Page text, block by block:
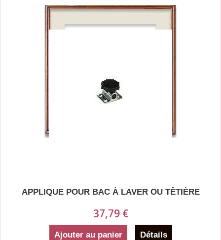
APPLIQUE POUR BAC À LAVER OU TÊTIÈRE
37,79 €
Ajouter au panier Détails